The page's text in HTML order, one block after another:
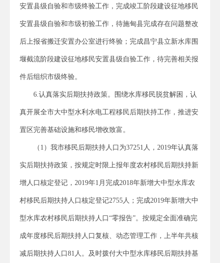
安置县级自验和市级终验工作，完成竣工阶段建设征地移民
安置县级自验和市级初验工作，待施甸县完成存在问题整改
后上报省搬迁安置办公室进行终验；完成昌宁县立新水库围
堰截流阶段建设征地移民安置县级自验工作，待完善相关报
件后组织市级终验。
6.认真落实后期扶持政策。围绕水库移民脱贫解困，认
真开展全市大中型水利水电工程移民后期扶持工作，推进安
置区完善基础设施和移民增收致富。
（1）我市移民后期扶持人口为37251人，2019年认真落
实后期扶持政策，按规定时限上报年度农村移民后期扶持新
增人口核定登记，2019年1月完成2018年新增大中型水库农
村移民后期扶持人口核定登记2755人；完成2019年新增大中
型水库农村移民后期扶持人口“零报告”。按规定全面准确完
成年度移民后期扶持人口复核、动态管理工作，上半年共核
减后期扶持人口81人。及时拨付大中型水库移民后期扶持基